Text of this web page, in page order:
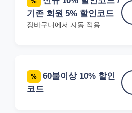
기존 회원 5% 할인코드
장바구니에서 자동 적용
%
60불이상 10% 할인
코드